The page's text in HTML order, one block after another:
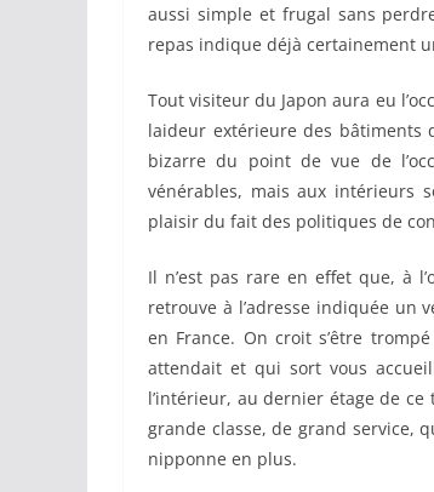
aussi simple et frugal sans
repas indique déjà certainement
Tout visiteur du Japon aura eu
laideur extérieure des bâtiments
bizarre du point de vue de
vénérables, mais aux intérieurs
plaisir du fait des politiques de
Il n’est pas rare en effet que, à
retrouve à l’adresse indiquée un
en France. On croit s’être
attendait et qui sort vous
l’intérieur, au dernier étage de
grande classe, de grand service,
nipponne en plus.